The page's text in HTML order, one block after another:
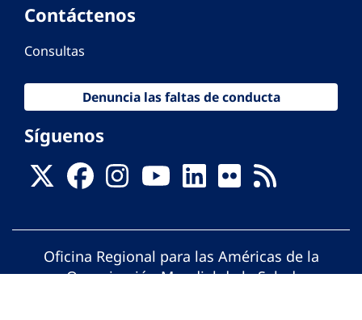
Contáctenos
Consultas
Denuncia las faltas de conducta
Síguenos
Oficina Regional para las Américas de la
Organización Mundial de la Salud